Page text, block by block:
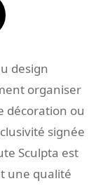
design
organiser
décoration ou
signée
Sculpta est
une qualité